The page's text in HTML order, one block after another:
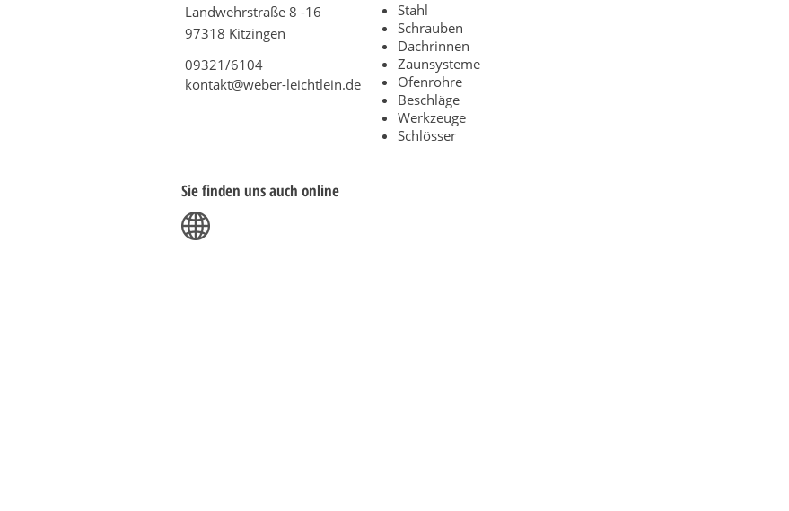
Landwehrstraße 8 -16
97318 Kitzingen
09321/6104
kontakt@weber-leichtlein.de
Stahl
Schrauben
Dachrinnen
Zaunsysteme
Ofenrohre
Beschläge
Werkzeuge
Schlösser
Sie finden uns auch online